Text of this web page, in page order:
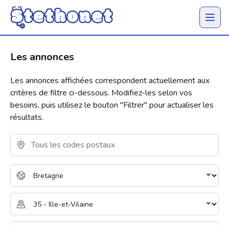
Ouvrir
Les annonces
Les annonces affichées correspondent actuellement aux
critères de filtre ci-dessous. Modifiez-les selon vos
besoins, puis utilisez le bouton "Filtrer" pour actualiser les
résultats.